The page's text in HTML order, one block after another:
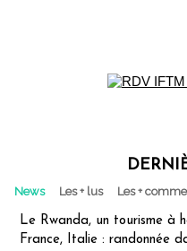
News Les + lus Les +
Le Rwanda, un tourisme à
France, Italie : randonnée